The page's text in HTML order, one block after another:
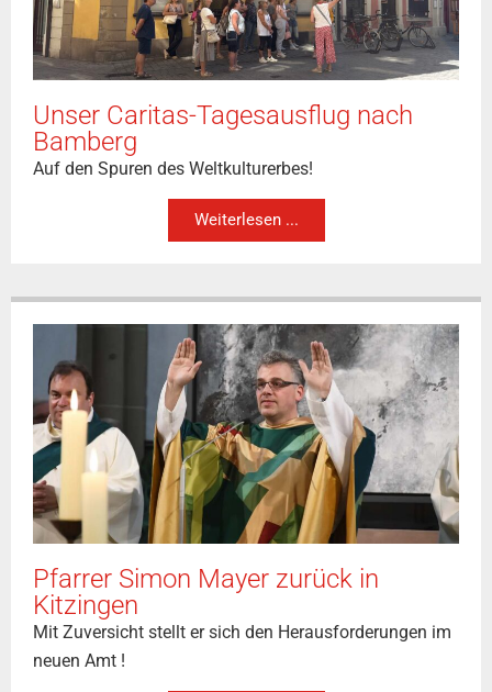
Unser Caritas-Tagesausflug nach
Bamberg
Auf den Spuren des Weltkulturerbes!
Weiterlesen ...
Pfarrer Simon Mayer zurück in
Kitzingen
Mit Zuversicht stellt er sich den Herausforderungen im
neuen Amt !